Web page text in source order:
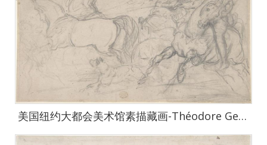
美国纽约大都会美术馆素描藏画-Théodore GericaultCharioteer and Horseman-1575